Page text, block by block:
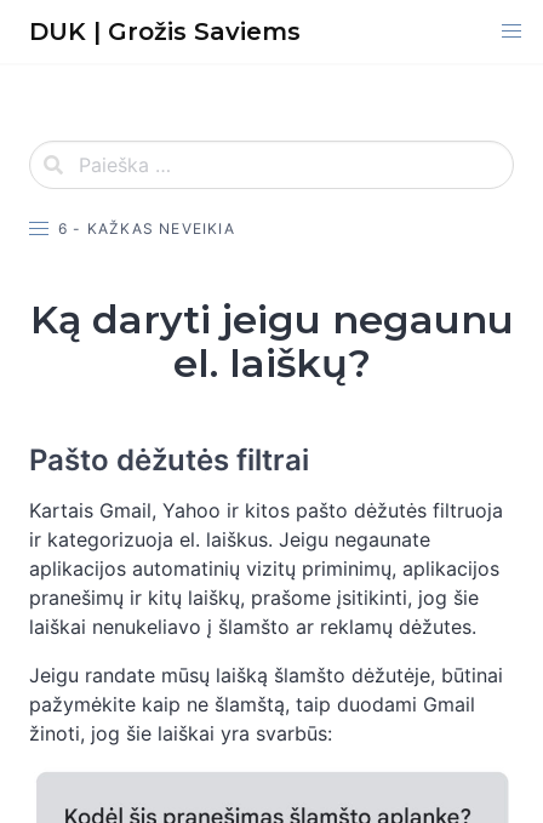
DUK | Grožis Saviems
6 - KAŽKAS NEVEIKIA
Ką daryti jeigu negaunu
el. laiškų?
Pašto dėžutės filtrai
Kartais Gmail, Yahoo ir kitos pašto dėžutės filtruoja
ir kategorizuoja el. laiškus. Jeigu negaunate
aplikacijos automatinių vizitų priminimų, aplikacijos
pranešimų ir kitų laiškų, prašome įsitikinti, jog šie
laiškai nenukeliavo į šlamšto ar reklamų dėžutes.
Jeigu randate mūsų laišką šlamšto dėžutėje, būtinai
pažymėkite kaip ne šlamštą, taip duodami Gmail
žinoti, jog šie laiškai yra svarbūs: